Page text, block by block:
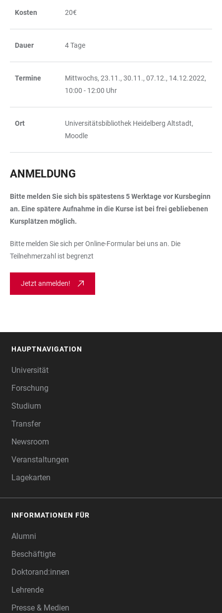
Kosten 20€
Dauer 4 Tage
Termine
Mittwochs, 23.11., 30.11., 07.12., 14.12.2022,
10:00 - 12:00 Uhr
Ort
Universitätsbibliothek Heidelberg Altstadt,
Moodle
ANMELDUNG
Bitte melden Sie sich bis spätestens 5 Werktage vor Kursbeginn
an. Eine spätere Aufnahme in die Kurse ist bei frei gebliebenen
Kursplätzen möglich.
Bitte melden Sie sich per Online-Formular bei uns an. Die
Teilnehmerzahl ist begrenzt
Jetzt anmelden!
HAUPTNAVIGATION
Universität
Forschung
Studium
Transfer
Newsroom
Veranstaltungen
Lagekarten
INFORMATIONEN FÜR
Alumni
Beschäftigte
Doktorand:innen
Lehrende
Presse & Medien